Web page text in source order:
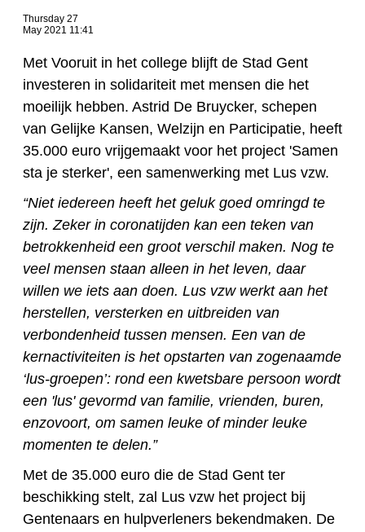
Thursday 27
May 2021 11:41
Met Vooruit in het college blijft de Stad Gent
investeren in solidariteit met mensen die het
moeilijk hebben. Astrid De Bruycker, schepen
van Gelijke Kansen, Welzijn en Participatie, heeft
35.000 euro vrijgemaakt voor het project 'Samen
sta je sterker', een samenwerking met Lus vzw.
“Niet iedereen heeft het geluk goed omringd te
zijn. Zeker in coronatijden kan een teken van
betrokkenheid een groot verschil maken. Nog te
veel mensen staan alleen in het leven, daar
willen we iets aan doen. Lus vzw werkt aan het
herstellen, versterken en uitbreiden van
verbondenheid tussen mensen. Een van de
kernactiviteiten is het opstarten van zogenaamde
‘lus-groepen’: rond een kwetsbare persoon wordt
een 'lus' gevormd van familie, vrienden, buren,
enzovoort, om samen leuke of minder leuke
momenten te delen.”
Met de 35.000 euro die de Stad Gent ter
beschikking stelt, zal Lus vzw het project bij
Gentenaars en hulpverleners bekendmaken. De